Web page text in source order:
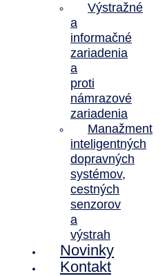
Výstražné
a
informačné
zariadenia
a
proti
námrazové
zariadenia
Manažment
inteligentných
dopravných
systémov,
cestných
senzorov
a
výstrah
Novinky
Kontakt